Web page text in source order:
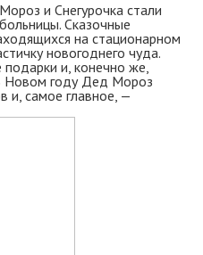
и Снегурочка стали
Сказочные
на стационарном
новогоднего чуда.
подарки и, конечно же,
Новом году Дед Мороз
и, самое главное, —